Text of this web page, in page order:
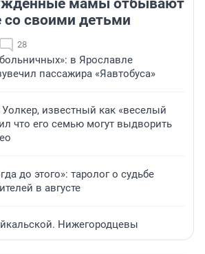
мамы отбывают
со своими детьми
28
в Ярославле
пассажира «Яавтобуса»
известный как «веселый
что его семью могут выдворить
до этого»: таролог о судьбе
в августе
Нижегородцевы